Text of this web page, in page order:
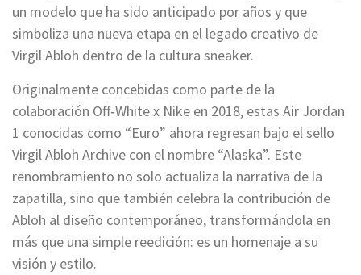
un modelo que ha sido anticipado por años y que
simboliza una nueva etapa en el legado creativo de
Virgil Abloh dentro de la cultura sneaker.
Originalmente concebidas como parte de la
colaboración Off‑White x Nike en 2018, estas Air Jordan
1 conocidas como “Euro” ahora regresan bajo el sello
Virgil Abloh Archive con el nombre “Alaska”. Este
renombramiento no solo actualiza la narrativa de la
zapatilla, sino que también celebra la contribución de
Abloh al diseño contemporáneo, transformándola en
más que una simple reedición: es un homenaje a su
visión y estilo.